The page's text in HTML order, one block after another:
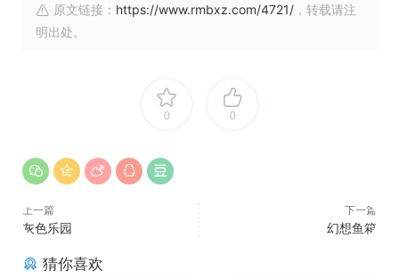
原文链接： https://www.rmbxz.com/4721/ ，转载请注
明出处。
0 0
上一篇
灰色乐园
下一篇
幻想鱼箱
猜你喜欢